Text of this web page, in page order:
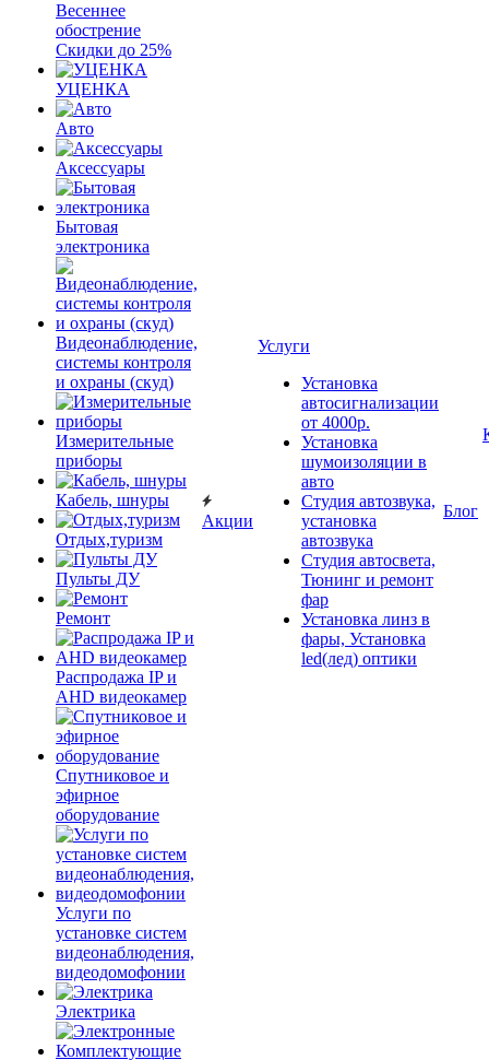
Весеннее
обострение
Скидки до 25%
УЦЕНКА
Авто
Аксессуары
Бытовая
электроника
Видеонаблюдение,
системы контроля
и охраны (скуд)
Измерительные
приборы
Кабель, шнуры
Отдых,туризм
Пульты ДУ
Ремонт
Распродажа IP и
AHD видеокамер
Спутниковое и
эфирное
оборудование
Услуги по
установке систем
видеонаблюдения,
видеодомофонии
Электрика
Акции
Услуги
Установка
автосигнализации
от 4000р.
Установка
шумоизоляции в
авто
Студия автозвука,
установка
автозвука
Студия автосвета,
Тюнинг и ремонт
фар
Установка линз в
фары, Установка
led(лед) оптики
Блог